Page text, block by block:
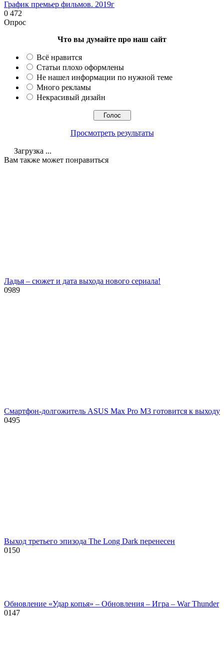
График премьер фильмов. 2019г
0 472
Опрос
Что вы думайте про наш сайт
Всё нравится
Статьи плохо оформлены
Не нашел информации по нужной теме
Много рекламы
Некрасивый дизайн
Просмотреть результаты
Загрузка ...
Вам также может понравиться
Ладья – сюжет и дата выхода нового сериала!
0989
Смартфон-долгожитель ASUS Max Pro M3 готовится к выходу
0495
Выход третьего эпизода The Long Dark перенесен
0150
Обновление «Удар копья» – Обновления – Игра – War Thunder
0147